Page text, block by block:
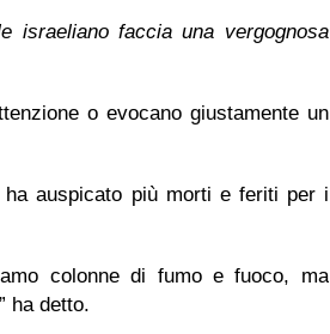
israeliano faccia una vergognosa
o evocano giustamente un
ha auspicato più morti e feriti per i
colonne di fumo e fuoco, ma
ha detto.